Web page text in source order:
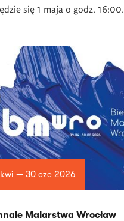
się 1 maja o godz. 16:00.
— 30 cze 2026
Malarstwa Wrocław